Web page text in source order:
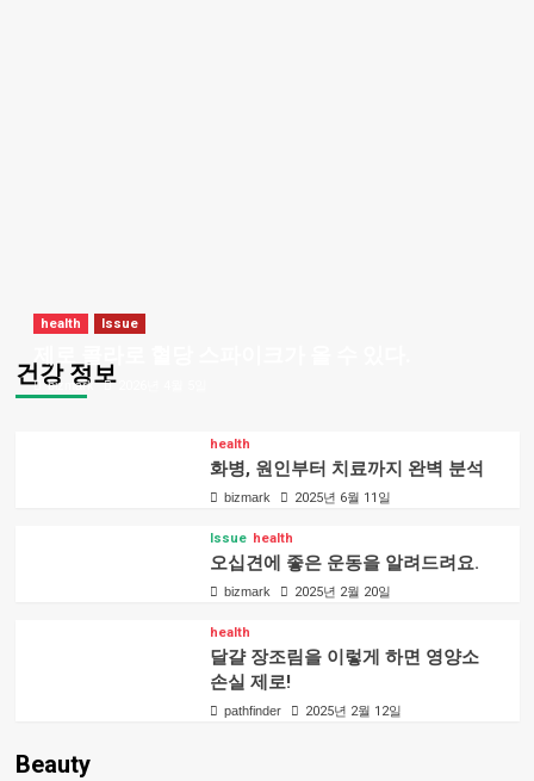
건강 정보
health Issue
bizmark
health
화병, 원인부터 치료까지 완벽 분석
bizmark 2025년 6월 11일
Issue health
오십견에 좋은 운동을 알려드려요.
bizmark 2025년 2월 20일
health
달걀 장조림을 이렇게 하면 영양소
손실 제로!
pathfinder 2025년 2월 12일
Beauty